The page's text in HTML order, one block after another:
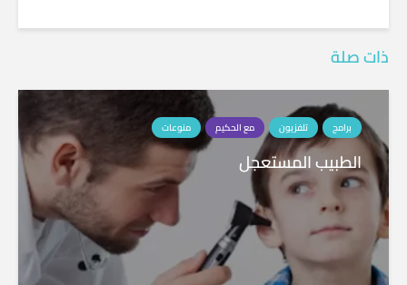
ذات صلة
برامج تلفزيون مع الحكيم منوعات
الطبيب المستعجل